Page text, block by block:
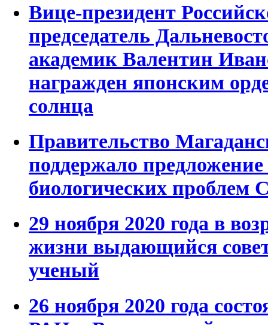
Вице-президент
председатель
академик Валентин
награжден японским
солнца
Правительство
поддержало
биологических проблем
29 ноября 2020 года в
жизни выдающийся
ученый
26 ноября 2020 года